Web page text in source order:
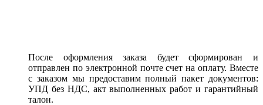
После оформления заказа будет сформирован и
отправлен по электронной почте счет на оплату. Вместе
с заказом мы предоставим полный пакет документов:
УПД без НДС, акт выполненных работ и гарантийный
талон.